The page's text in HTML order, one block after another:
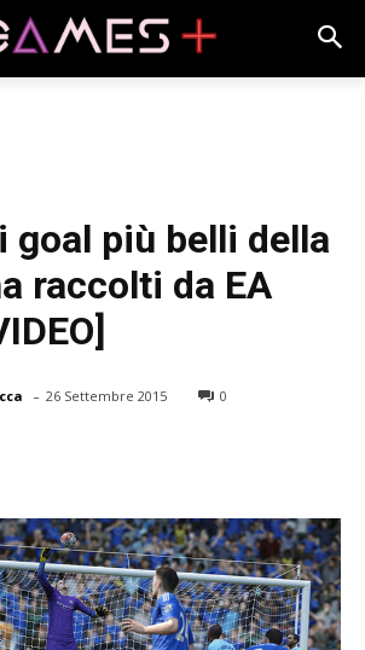
goal più belli della
raccolti da EA
- 26 Settembre 2015 0